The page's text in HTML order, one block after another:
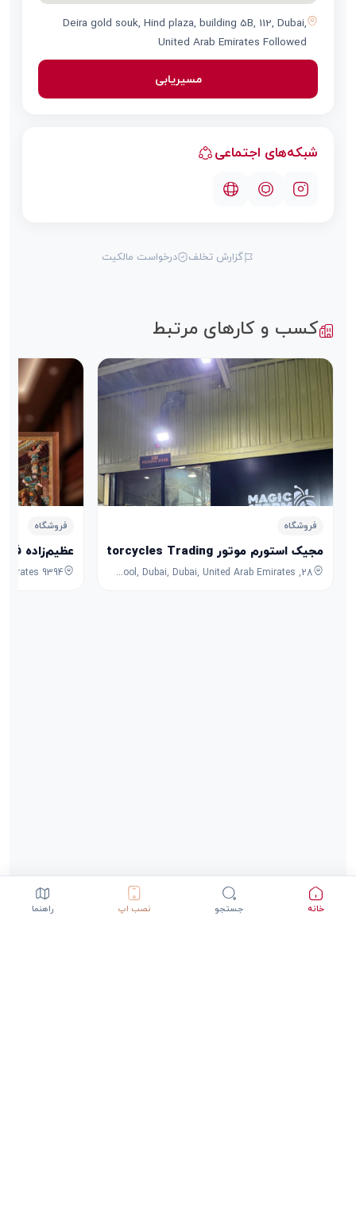
Deira gold souk, Hind plaza, building 5B, 112, Dubai,
United Arab Emirates Followed
مسیریابی
شبکه‌های اجتماعی
گزارش تخلف درخواست مالکیت
کسب و کارهای مرتبط
فروشگاه
مجیک استورم موتور Magic Storm Motorcycles Trading
28, 7B Street, Umm Ramool, Dubai, Dubai, United Arab Emirates
فروشگاه
عظیم‌زاده
خانه جستجو نصب اپ راهنما